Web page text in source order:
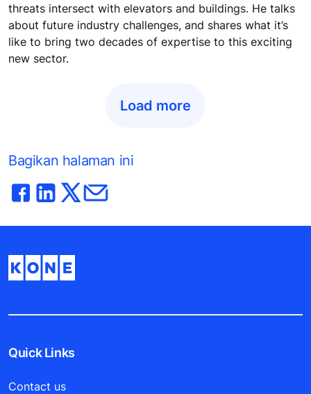
threats intersect with elevators and buildings. He talks
about future industry challenges, and shares what it’s
like to bring two decades of expertise to this exciting
new sector.
Load more
Bagikan halaman ini
Quick Links
Contact us